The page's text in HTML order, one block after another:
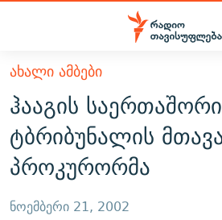
Accessibility
მთავარ
შინაარსზე
დაბრუნება
მთავარ
ნავიგაციაზე
დაბრუნება
ძიებაზე
ᲐᲮᲐᲚᲘ ᲐᲛᲑᲔᲑᲘ
ᲗᲔᲛᲔᲑᲘ
ᲞᲝᲚᲘᲢᲘᲙᲐ
ᲔᲙᲝᲜᲝᲛᲘᲙᲐ
ᲡᲐᲖᲝᲒᲐᲓᲝᲔᲑᲐ
ᲕᲘᲓᲔᲝ
ᲑᲚᲝᲒᲔᲑᲘ
ᲞᲝᲓᲙᲐᲡᲢᲔᲑᲘ
ᲐᲮᲐᲚᲘ ᲐᲛᲑᲔᲑᲘ
ჰააგის
ტბრიბუნალის
პროკურორმა
ნოემბერი 21, 2002